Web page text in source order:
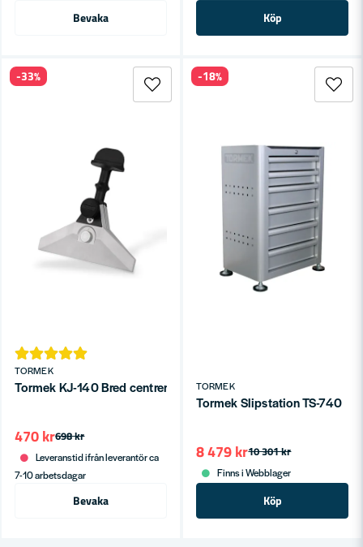
Bevaka Köp
TORMEK
Tormek KJ-140 Bred centrerande knivjigg
698 kr
470 kr
Leveranstid ifrån leverantör ca
7-10 arbetsdagar
Bevaka
-33%
TORMEK
Tormek Slipstation TS-740
10 301 kr
8 479 kr
Finns i Webblager
Köp
-18%